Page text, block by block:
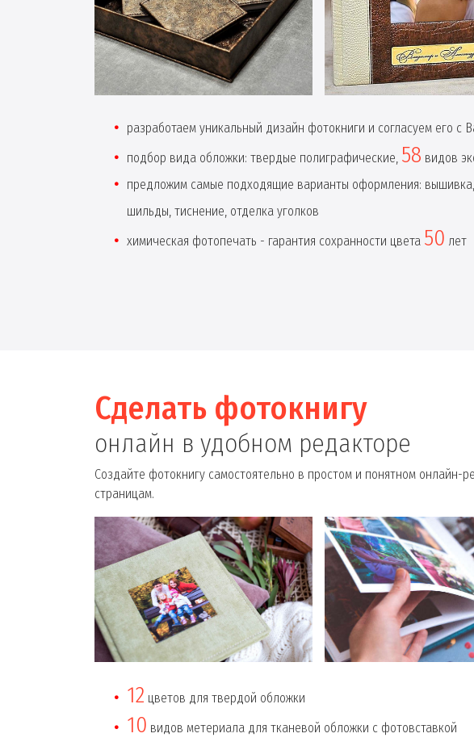
разработаем уникальный дизайн фотокниги и согласуем его с
подбор вида обложки: твердые полиграфические, 58 видов
предложим самые подходящие варианты оформления:
шильды, тиснение, отделка уголков
химическая фотопечать - гарантия сохранности цвета 50 лет
Сделать фотокнигу
онлайн в удобном редакторе
Создайте фотокнигу самостоятельно в простом и понятном
страницам.
12 цветов для твердой обложки
10 видов метериала для тканевой обложки с фотовставкой